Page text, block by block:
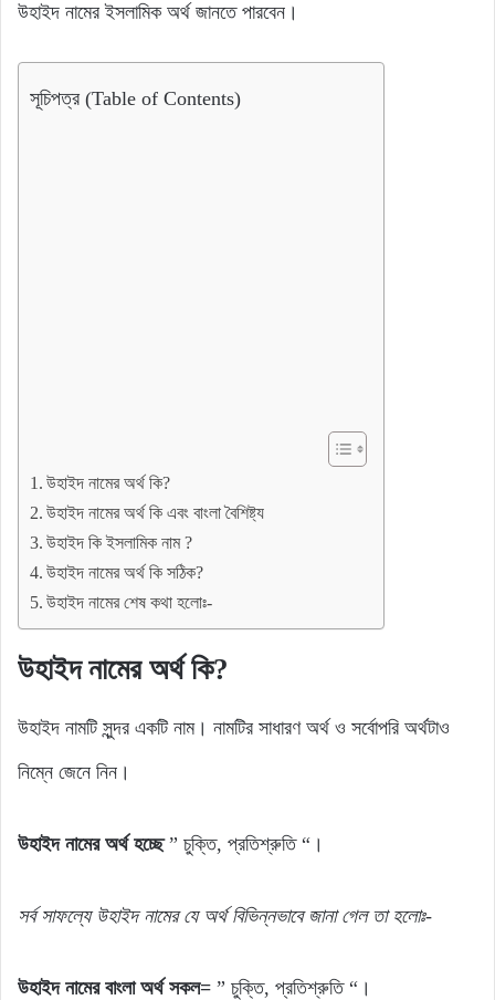
উহাইদ নামের ইসলামিক অর্থ জানতে পারবেন।
সূচিপত্র (Table of Contents)
উহাইদ নামের অর্থ কি?
উহাইদ নামের অর্থ কি এবং বাংলা বৈশিষ্ট্য
উহাইদ কি ইসলামিক নাম ?
উহাইদ নামের অর্থ কি সঠিক?
উহাইদ নামের শেষ কথা হলোঃ-
উহাইদ নামের অর্থ কি?
উহাইদ নামটি সুন্দর একটি নাম। নামটির সাধারণ অর্থ ও সর্বোপরি অর্থটাও
নিম্নে জেনে নিন।
উহাইদ নামের অর্থ হচ্ছে” চুক্তি, প্রতিশ্রুতি “।
সর্ব সাফল্যে উহাইদ নামের যে অর্থ বিভিন্নভাবে জানা গেল তা হলোঃ-
উহাইদ নামের বাংলা অর্থ সকল= ” চুক্তি, প্রতিশ্রুতি “।